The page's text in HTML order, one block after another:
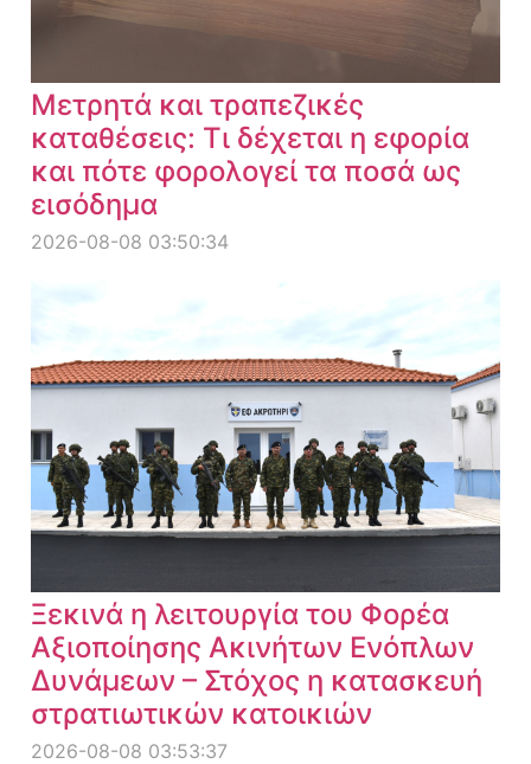
Μετρητά και τραπεζικές
καταθέσεις: Τι δέχεται η εφορία
και πότε φορολογεί τα ποσά ως
εισόδημα
2026-08-08 03:50:34
Ξεκινά η λειτουργία του Φορέα
Αξιοποίησης Ακινήτων Ενόπλων
Δυνάμεων – Στόχος η κατασκευή
στρατιωτικών κατοικιών
2026-08-08 03:53:37